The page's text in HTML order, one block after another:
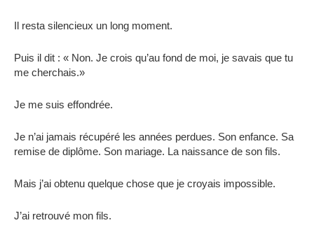
Il resta silencieux un long moment.
Puis il dit : « Non. Je crois qu’au fond de moi, je savais que tu
me cherchais.»
Je me suis effondrée.
Je n’ai jamais récupéré les années perdues. Son enfance. Sa
remise de diplôme. Son mariage. La naissance de son fils.
Mais j’ai obtenu quelque chose que je croyais impossible.
J’ai retrouvé mon fils.